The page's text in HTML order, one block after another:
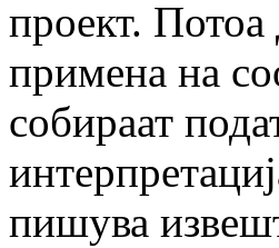
проект. Потоа
примена на
собираат
пишува